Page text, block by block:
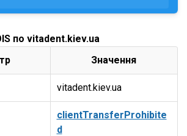
по vitadent.kiev.ua
Значення
vitadent.kiev.ua
clientTransferProhibite
d